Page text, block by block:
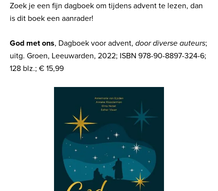
Zoek je een fijn dagboek om tijdens advent te lezen, dan
is dit boek een aanrader!
God met ons, Dagboek voor advent, door diverse auteurs;
uitg. Groen, Leeuwarden, 2022; ISBN 978-90-8897-324-6;
128 blz.; € 15,99